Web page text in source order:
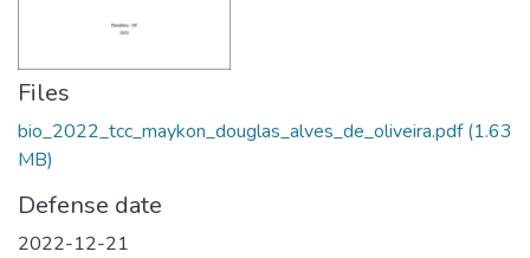
Files
bio_2022_tcc_maykon_douglas_alves_de_oliveira.pdf(1.63
MB)
Defense date
2022-12-21